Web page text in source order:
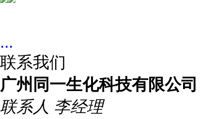
...
联系我们
广州同一生化科技有限公司
联系人 李经理